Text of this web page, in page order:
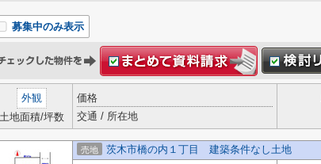
募集中のみ表示
外観
土地面積/坪数
価格
交通 / 所在地
売地 茨木市橋の内１丁目 建築条件なし土地